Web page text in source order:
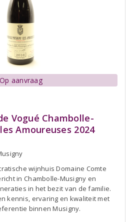
Op aanvraag
Vogué Chambolle-
Amoureuses 2024
wijnhuis Domaine Comte
in Chambolle-Musigny en
in het bezit van de familie.
kennis, ervaring en kwaliteit met
binnen Musigny.